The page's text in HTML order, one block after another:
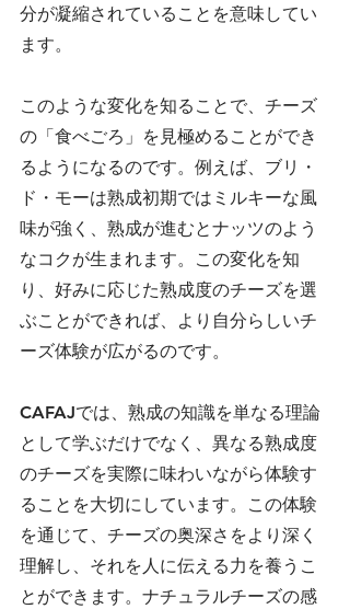
分が凝縮されていることを意味してい
ます。
このような変化を知ることで、チーズ
の「食べごろ」を見極めることができ
るようになるのです。例えば、ブリ・
ド・モーは熟成初期ではミルキーな風
味が強く、熟成が進むとナッツのよう
なコクが生まれます。この変化を知
り、好みに応じた熟成度のチーズを選
ぶことができれば、より自分らしいチ
ーズ体験が広がるのです。
CAFAJでは、熟成の知識を単なる理論
として学ぶだけでなく、異なる熟成度
のチーズを実際に味わいながら体験す
ることを大切にしています。この体験
を通じて、チーズの奥深さをより深く
理解し、それを人に伝える力を養うこ
とができます。ナチュラルチーズの感